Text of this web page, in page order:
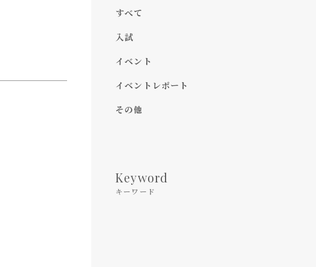
すべて
入試
イベント
イベントレポート
その他
Keyword
キーワード